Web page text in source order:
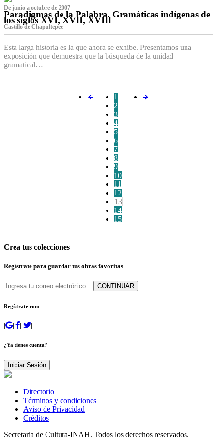
De junio a octubre de 2007
Paradigmas de la Palabra. Gramáticas indígenas de
los siglos XVI, XVII, XVIII
Castillo de Chapultepec
Esta larga historia es la que ahora se exhibe. Presentamos una
exposición que demuestra que la búsqueda de la unidad
gramatical…
1
2
3
4
5
6
7
8
9
10
11
12
13
14
15
Crea tus colecciones
Regístrate para guardar tus obras favoritas
CONTINUAR
Regístrate con:
| | | |
¿Ya tienes cuenta?
Iniciar Sesión
Directorio
Términos y condiciones
Aviso de Privacidad
Créditos
Secretaria de Cultura-INAH. Todos los derechos reservados.